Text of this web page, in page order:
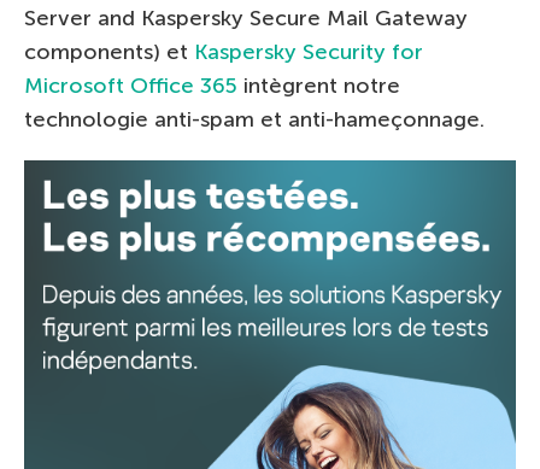
Server and Kaspersky Secure Mail Gateway
components) et Kaspersky Security for
Microsoft Office 365 intègrent notre
technologie anti-spam et anti-hameçonnage.